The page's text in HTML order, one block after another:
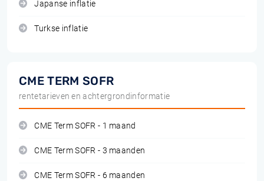
Japanse inflatie
Turkse inflatie
CME TERM SOFR
rentetarieven en achtergrondinformatie
CME Term SOFR - 1 maand
CME Term SOFR - 3 maanden
CME Term SOFR - 6 maanden